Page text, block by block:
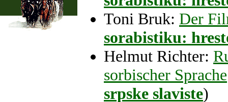
Toni Bruk: Der
sorabistiku:
Helmut Richter:
sorbischer Sprache
srpske slaviste)